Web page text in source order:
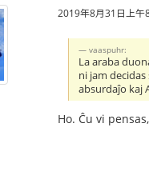
2019年8月31日上午
vaaspuhr:
La araba
ni jam
absurdaĵo kaj
Ho. Ĉu vi